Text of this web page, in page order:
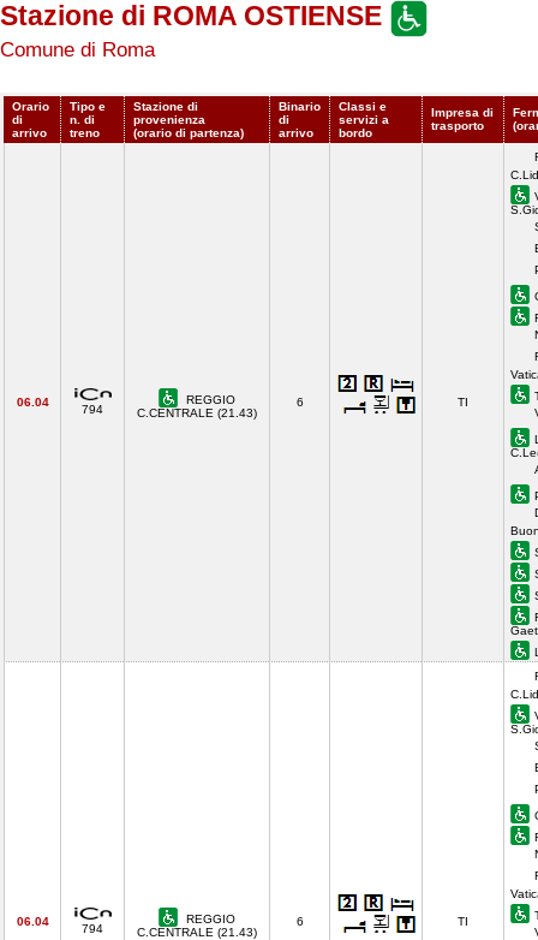
Stazione di ROMA OSTIENSE
Comune di Roma
Orario
di
arrivo
Tipo e
n. di
treno
Stazione di
provenienza
(orario di partenza)
Binario
di
arrivo
Classi e
servizi a
bordo
Impresa di
trasporto
06.04
794
REGGIO
C.CENTRALE (21.43)
6 TI
06.04
794
REGGIO
C.CENTRALE (21.43)
6 TI